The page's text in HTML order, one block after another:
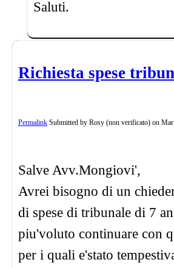
Saluti.
Richiesta spese
Permalink Submitted by Rosy (non verificato) on
Salve Avv.Mongiovi',
Avrei bisogno di un
di spese di tribunale di 7
piu'voluto continuare con
per i quali e'stato